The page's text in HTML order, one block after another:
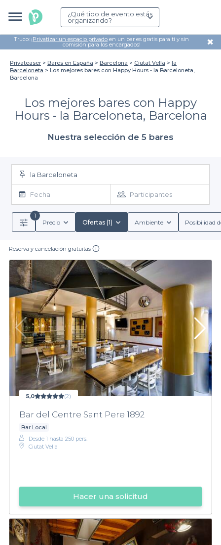
¿Qué tipo de evento estás
organizando?
Truco: ¡Privatizar un espacio privado en un bar es gratis para ti y sin
comisión para los encargados! ✖
Privateaser Bares en España Barcelona Ciutat Vella
la
Barceloneta
Los mejores bares con Happy Hours - la Barceloneta,
Barcelona
Los mejores bares con Happy
Hours - la Barceloneta, Barcelona
Nuestra selección de 5 bares
la Barceloneta
Fecha Participantes
1
Precio
Ofertas (1) Ambiente Posibilidad
Reserva y cancelación gratuitas
5,0 (2)
Bar del Centre Sant Pere 1892
Bar Local
Desde 1 hasta 250 pers.
Ciutat Vella
Hacer una solicitud